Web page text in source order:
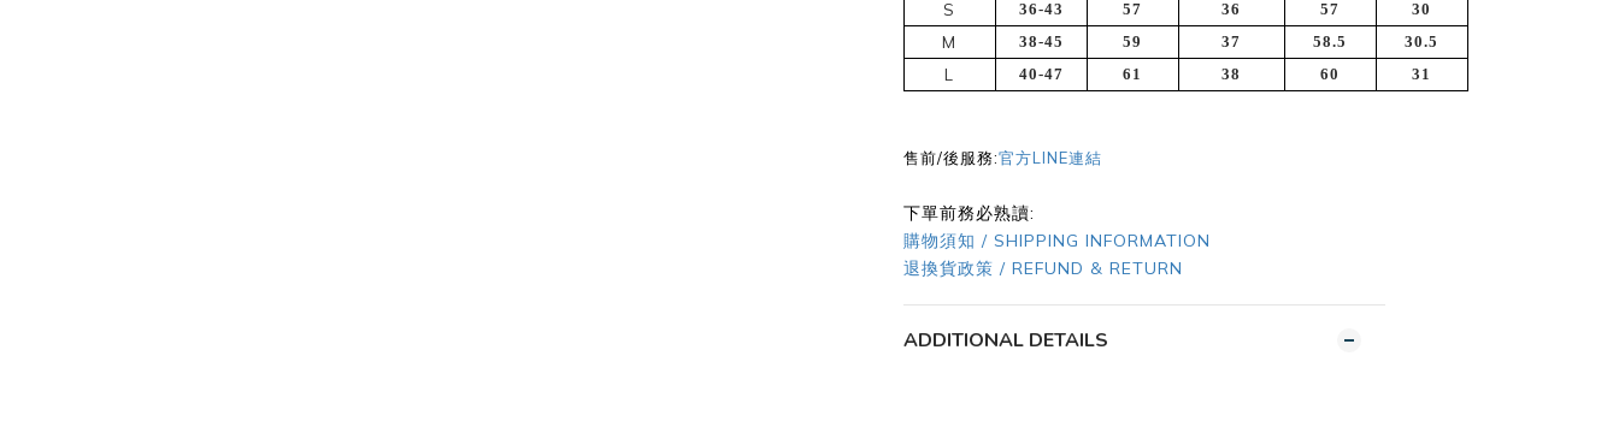
S 36-43 57 36 57 30
M 38-45 59 37 58.5 30.5
L 40-47 61 38 60 31
售前/後服務:官方LINE連結
下單前務必熟讀:
購物須知 / SHIPPING INFORMATION
退換貨政策 / REFUND & RETURN
ADDITIONAL DETAILS